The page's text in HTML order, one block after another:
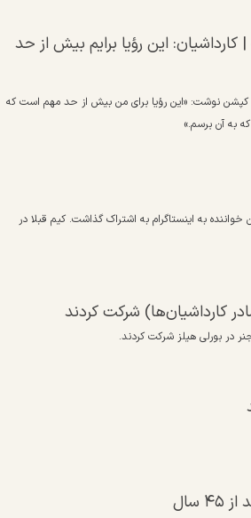
این رؤیا برایم بیش از حد
کپشن نوشت: «این رؤیا برای من بیش از حد مهم است که
به آن برسم.»
به اینستاگرام به اشتراک گذاشت. کیم قبلا در